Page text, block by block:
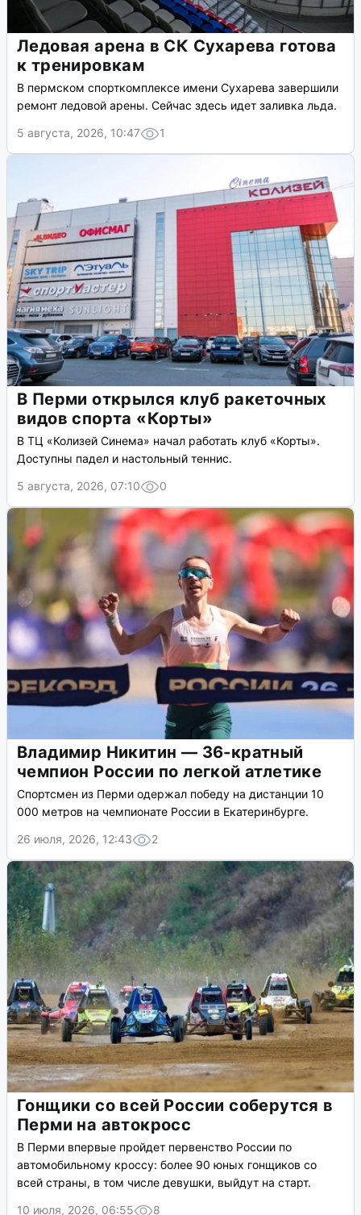
Ледовая арена в СК Сухарева готова
к тренировкам
В пермском спорткомплексе имени Сухарева завершили
ремонт ледовой арены. Сейчас здесь идет заливка льда.
5 августа, 2026, 10:47
1
В Перми открылся клуб ракеточных
видов спорта «Корты»
В ТЦ «Колизей Синема» начал работать клуб «Корты».
Доступны падел и настольный теннис.
5 августа, 2026, 07:10
0
Владимир Никитин — 36-кратный
чемпион России по легкой атлетике
Спортсмен из Перми одержал победу на дистанции 10
000 метров на чемпионате России в Екатеринбурге.
26 июля, 2026, 12:43
2
Гонщики со всей России соберутся в
Перми на автокросс
В Перми впервые пройдет первенство России по
автомобильному кроссу: более 90 юных гонщиков со
всей страны, в том числе девушки, выйдут на старт.
10 июля, 2026, 06:55
8